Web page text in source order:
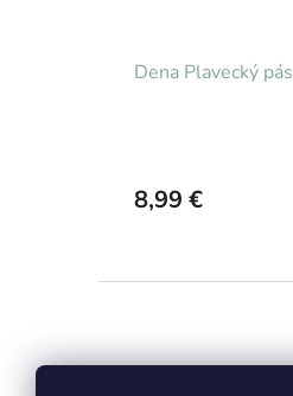
Dena Plavecký
8,99 €